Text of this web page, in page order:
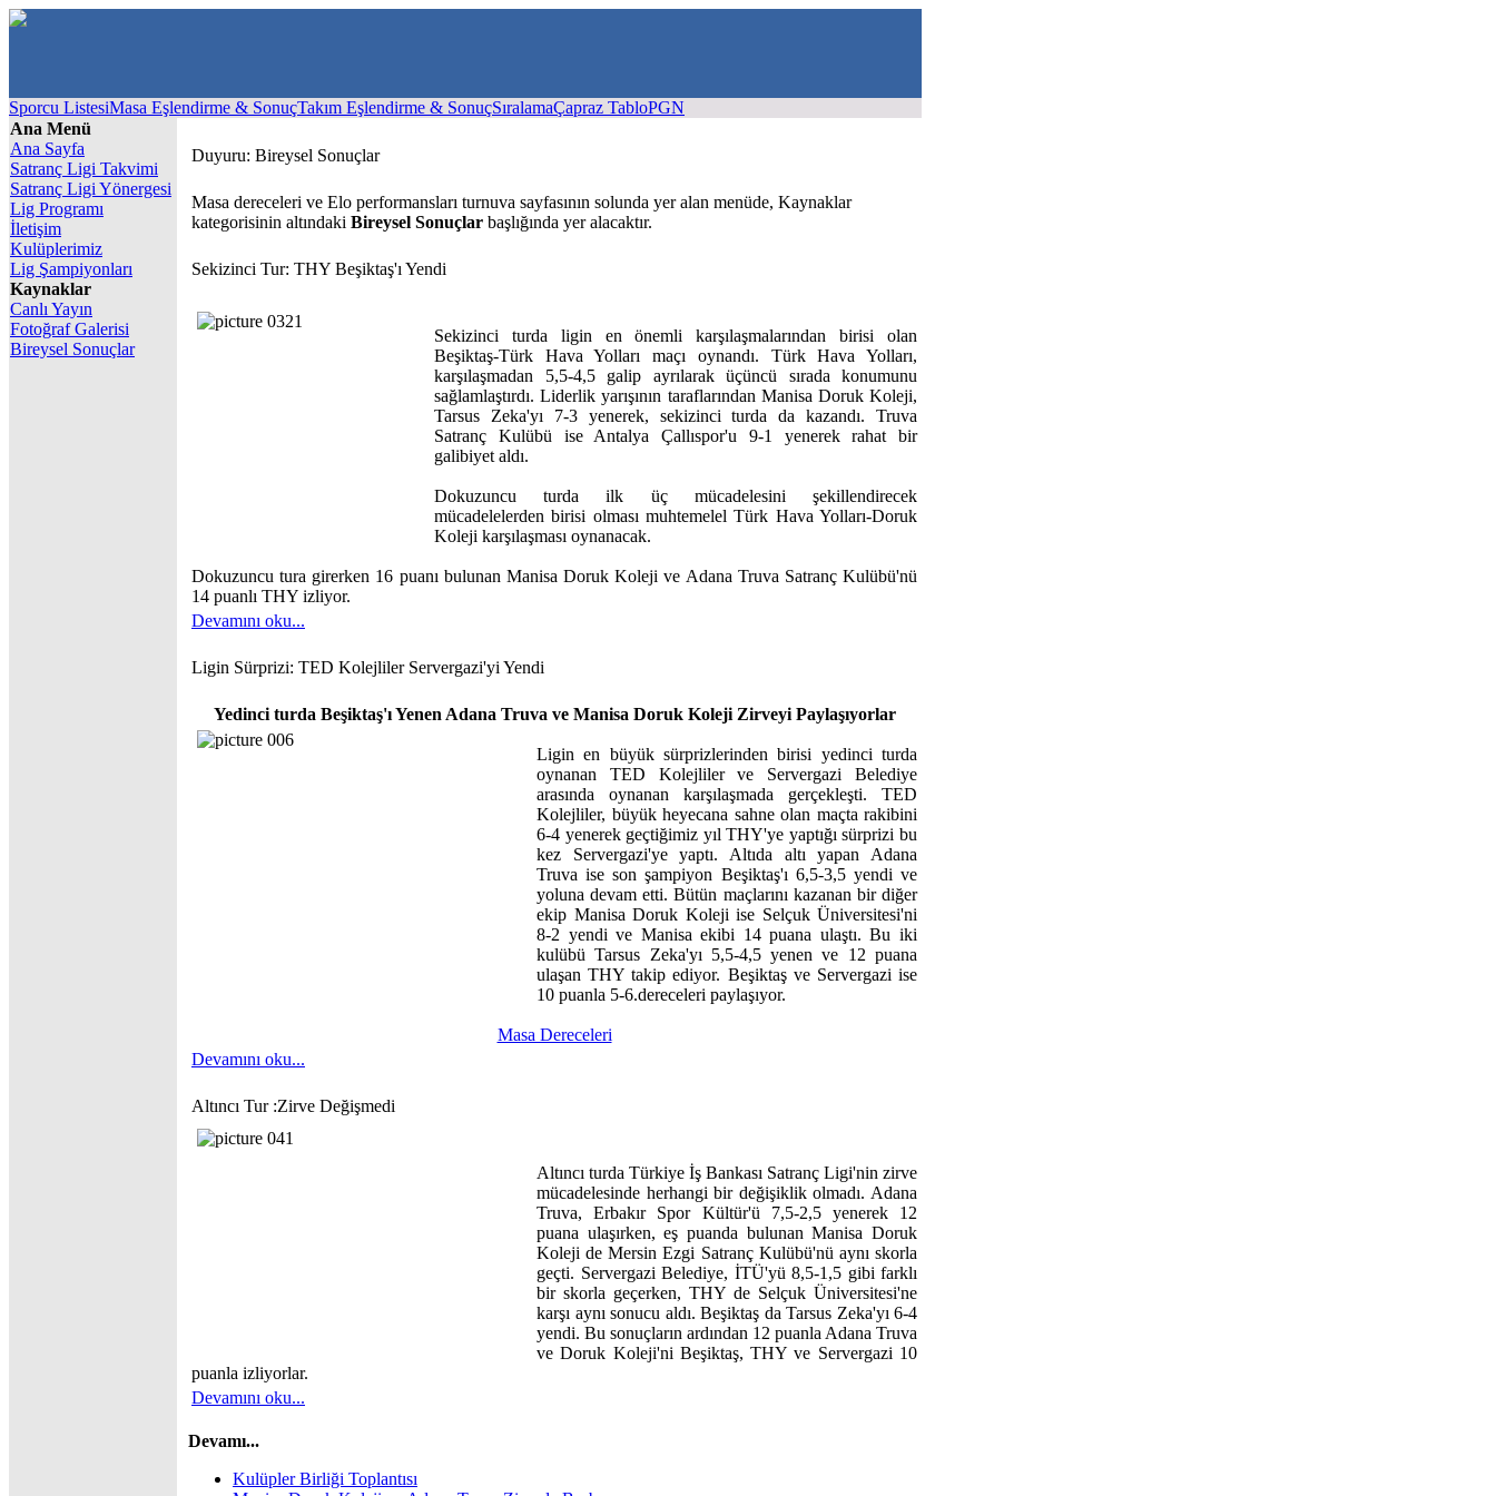
Sporcu ListesiMasa Eşlendirme & SonuçTakım Eşlendirme & SonuçSıralamaÇapraz TabloPGN
Ana Menü
Ana Sayfa
Satranç Ligi Takvimi
Satranç Ligi Yönergesi
Lig Programı
İletişim
Kulüplerimiz
Lig Şampiyonları
Kaynaklar
Canlı Yayın
Fotoğraf Galerisi
Bireysel Sonuçlar
Duyuru: Bireysel Sonuçlar
Masa dereceleri ve Elo performansları turnuva sayfasının solunda yer alan menüde, Kaynaklar
kategorisinin altındaki Bireysel Sonuçlar başlığında yer alacaktır.
Sekizinci Tur: THY Beşiktaş'ı Yendi
Sekizinci turda ligin en önemli karşılaşmalarından birisi olan
Beşiktaş-Türk Hava Yolları maçı oynandı. Türk Hava Yolları,
karşılaşmadan 5,5-4,5 galip ayrılarak üçüncü sırada konumunu
sağlamlaştırdı. Liderlik yarışının taraflarından Manisa Doruk Koleji,
Tarsus Zeka'yı 7-3 yenerek, sekizinci turda da kazandı. Truva
Satranç Kulübü ise Antalya Çallıspor'u 9-1 yenerek rahat bir
galibiyet aldı.
Dokuzuncu turda ilk üç mücadelesini şekillendirecek
mücadelelerden birisi olması muhtemelel Türk Hava Yolları-Doruk
Koleji karşılaşması oynanacak.
Dokuzuncu tura girerken 16 puanı bulunan Manisa Doruk Koleji ve Adana Truva Satranç Kulübü'nü
14 puanlı THY izliyor.
Devamını oku...
Ligin Sürprizi: TED Kolejliler Servergazi'yi Yendi
Yedinci turda Beşiktaş'ı Yenen Adana Truva ve Manisa Doruk Koleji Zirveyi Paylaşıyorlar
Ligin en büyük sürprizlerinden birisi yedinci turda
oynanan TED Kolejliler ve Servergazi Belediye
arasında oynanan karşılaşmada gerçekleşti. TED
Kolejliler, büyük heyecana sahne olan maçta rakibini
6-4 yenerek geçtiğimiz yıl THY'ye yaptığı sürprizi bu
kez Servergazi'ye yaptı. Altıda altı yapan Adana
Truva ise son şampiyon Beşiktaş'ı 6,5-3,5 yendi ve
yoluna devam etti. Bütün maçlarını kazanan bir diğer
ekip Manisa Doruk Koleji ise Selçuk Üniversitesi'ni
8-2 yendi ve Manisa ekibi 14 puana ulaştı. Bu iki
kulübü Tarsus Zeka'yı 5,5-4,5 yenen ve 12 puana
ulaşan THY takip ediyor. Beşiktaş ve Servergazi ise
10 puanla 5-6.dereceleri paylaşıyor.
Masa Dereceleri
Devamını oku...
Altıncı Tur :Zirve Değişmedi
Altıncı turda Türkiye İş Bankası Satranç Ligi'nin zirve
mücadelesinde herhangi bir değişiklik olmadı. Adana
Truva, Erbakır Spor Kültür'ü 7,5-2,5 yenerek 12
puana ulaşırken, eş puanda bulunan Manisa Doruk
Koleji de Mersin Ezgi Satranç Kulübü'nü aynı skorla
geçti. Servergazi Belediye, İTÜ'yü 8,5-1,5 gibi farklı
bir skorla geçerken, THY de Selçuk Üniversitesi'ne
karşı aynı sonucu aldı. Beşiktaş da Tarsus Zeka'yı 6-4
yendi. Bu sonuçların ardından 12 puanla Adana Truva
ve Doruk Koleji'ni Beşiktaş, THY ve Servergazi 10
puanla izliyorlar.
Devamını oku...
Devamı...
Kulüpler Birliği Toplantısı